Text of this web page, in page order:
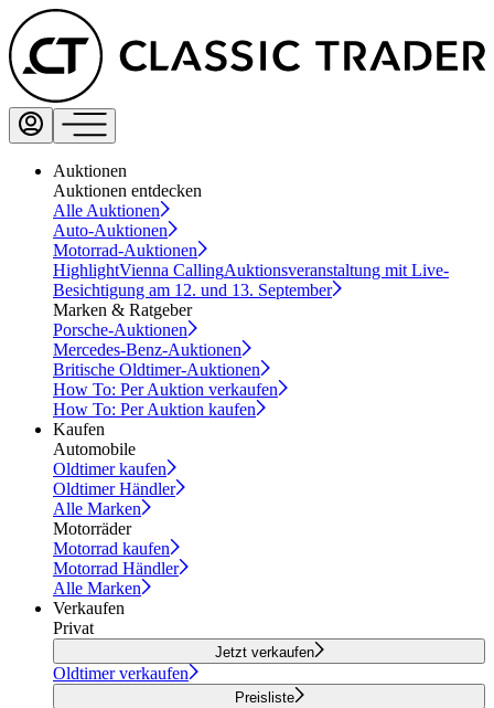
Auktionen
Auktionen entdecken
Alle Auktionen
Auto-Auktionen
Motorrad-Auktionen
HighlightVienna CallingAuktionsveranstaltung mit Live-
Besichtigung am 12. und 13. September
Marken & Ratgeber
Porsche-Auktionen
Mercedes-Benz-Auktionen
Britische Oldtimer-Auktionen
How To: Per Auktion verkaufen
How To: Per Auktion kaufen
Kaufen
Automobile
Oldtimer kaufen
Oldtimer Händler
Alle Marken
Motorräder
Motorrad kaufen
Motorrad Händler
Alle Marken
Verkaufen
Privat
Jetzt verkaufen
Oldtimer verkaufen
Preisliste